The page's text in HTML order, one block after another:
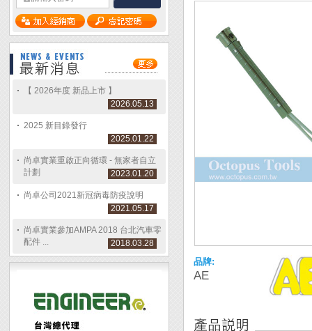
【 2026年度 新品上市 】
2026.05.13
2025 新目錄發行
2025.01.22
尚卓實業重啟正向循環 - 無家者自立
計劃
2023.01.20
尚卓公司2021新冠病毒防疫說明
2021.05.17
尚卓實業參加AMPA 2018 台北汽車零
配件 ...
2018.03.28
品牌:
AE